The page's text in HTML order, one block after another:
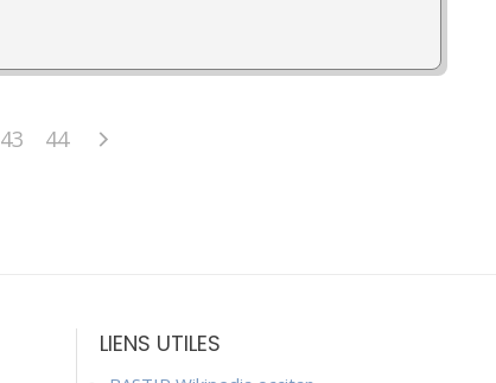
43 44
LIENS UTILES